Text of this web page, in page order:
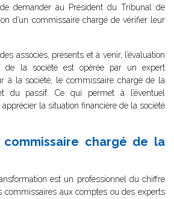
demander au Président du Tribunal de
d’un commissaire chargé de vérifier leur
associés, présents et à venir, l’évaluation
de la société est opérée par un expert
à la société, le commissaire chargé de la
du passif. Ce qui permet à l’éventuel
la situation financière de la société
commissaire chargé de la
est un professionnel du chiffre
commissaires aux comptes ou des experts